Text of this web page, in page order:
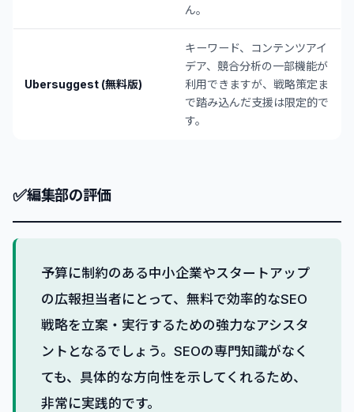
ん。
Ubersuggest (無料版)
キーワード、コンテンツアイ
デア、競合分析の一部機能が
利用できますが、戦略策定ま
で踏み込んだ支援は限定的で
す。
✅編集部の評価
予算に制約のある中小企業やスタートアップ
の広報担当者にとって、無料で効率的なSEO
戦略を立案・実行するための強力なアシスタ
ントとなるでしょう。SEOの専門知識がなく
ても、具体的な方向性を示してくれるため、
非常に実践的です。